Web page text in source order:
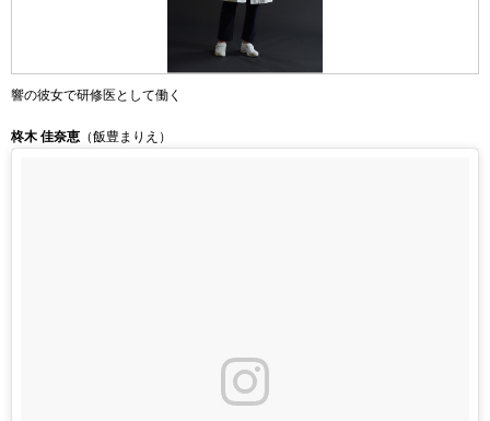
響の彼女で研修医として働く
柊木 佳奈恵 （飯豊まりえ）